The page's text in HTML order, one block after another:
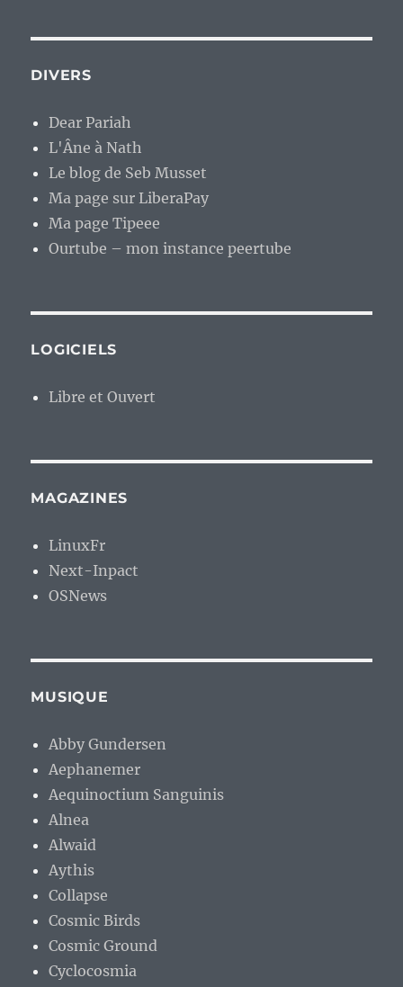
DIVERS
Dear Pariah
L'Âne à Nath
Le blog de Seb Musset
Ma page sur LiberaPay
Ma page Tipeee
Ourtube – mon instance peertube
LOGICIELS
Libre et Ouvert
MAGAZINES
LinuxFr
Next-Inpact
OSNews
MUSIQUE
Abby Gundersen
Aephanemer
Aequinoctium Sanguinis
Alnea
Alwaid
Aythis
Collapse
Cosmic Birds
Cosmic Ground
Cyclocosmia